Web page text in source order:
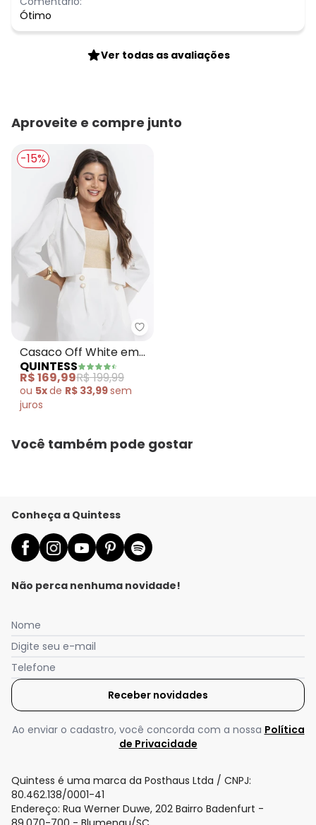
Ótimo
Ver todas as avaliações
Aproveite e compre junto
-15%
Quintess - Casaco Off White
Casaco Off White em
Crepe Plano
QUINTESS
R$ 169,99R$ 199,99
ou 5xde R$ 33,99sem
juros
Você também pode gostar
Conheça a Quintess
Não perca nenhuma novidade!
Nome
Digite seu e-mail
Telefone
Receber novidades
Ao enviar o cadastro, você concorda com a nossa Política
de Privacidade
Quintess é uma marca da Posthaus Ltda / CNPJ:
80.462.138/0001-41
Endereço: Rua Werner Duwe, 202 Bairro Badenfurt -